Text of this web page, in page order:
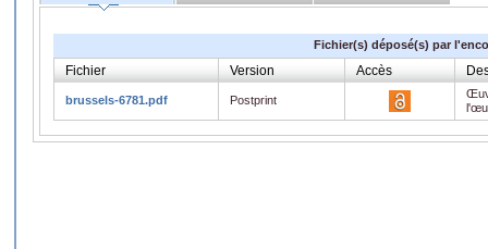
Fichier(s) déposé(s) par
Fichier Version Accès
brussels-6781.pdf Postprint